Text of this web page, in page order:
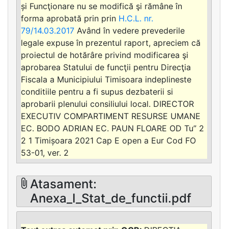
și Funcţionare nu se modifică şi rămâne în
forma aprobată prin prin H.C.L. nr.
79/14.03.2017 Având în vedere prevederile
legale expuse în prezentul raport, apreciem că
proiectul de hotărâre privind modificarea şi
aprobarea Statului de funcţii pentru Direcţia
Fiscala a Municipiului Timisoara indeplineste
conditiile pentru a fi supus dezbaterii si
aprobarii plenului consiliului local. DIRECTOR
EXECUTIV COMPARTIMENT RESURSE UMANE
EC. BODO ADRIAN EC. PAUN FLOARE OD Tu” 2
2 1 Timișoara 2021 Cap E open a Eur Cod FO
53-01, ver. 2
Atasament:
Anexa_I_Stat_de_functii.pdf